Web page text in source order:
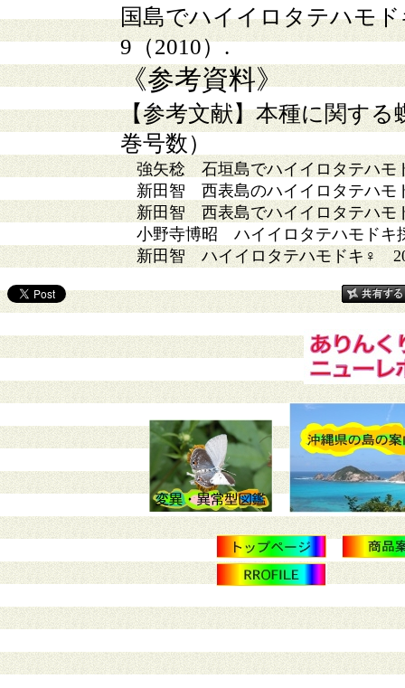
国島でハイイロタテハモ
9（2010）.
《参考資料》
【参考文献】本種に関する
巻号数）
強矢稔 石垣島でハイイロタテハモ
新田智 西表島のハイイロタテハモ
新田智 西表島でハイイロタテハモ
小野寺博昭 ハイイロタテハモドキ
新田智 ハイイロタテハモドキ♀